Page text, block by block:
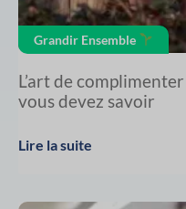
Grandir Ensemble
L’art de
vous devez savoir
Lire la suite